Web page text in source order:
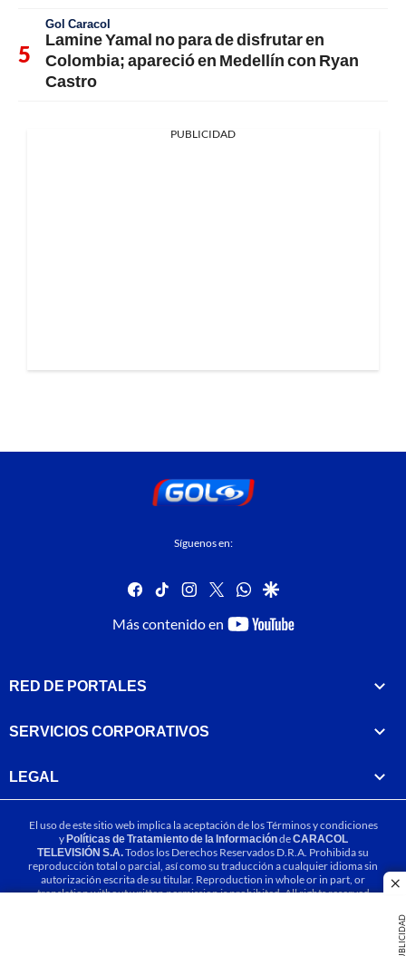
PUBLICIDAD
Gol Caracol
Lamine Yamal no para de disfrutar en
Colombia; apareció en Medellín con Ryan
Castro
PUBLICIDAD
Síguenos en:
facebook
tiktok instagram
twitterwhatsapp
google
Más contenido en
youtube-
RED DE PORTALES
SERVICIOS CORPORATIVOS
LEGAL
El uso de este sitio web implica la aceptación de losTérminos y condiciones
yPolíticas de Tratamiento de la InformacióndeCARACOL
TELEVISIÓN S.A.Todos los Derechos Reservados D.R.A. Prohibida su
reproducción total o parcial, así como su traducción a cualquier idioma sin
autorización escrita de su titular. Reproduction in whole or in part, or
translation without written permission is prohibited. All rights reserved